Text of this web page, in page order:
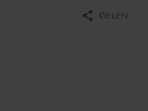
share DELEN